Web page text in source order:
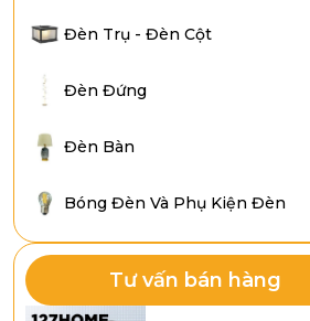
Đèn Trụ - Đèn Cột
Đèn Đứng
Đèn Bàn
Bóng Đèn Và Phụ Kiện Đèn
Tư vấn bán hàng